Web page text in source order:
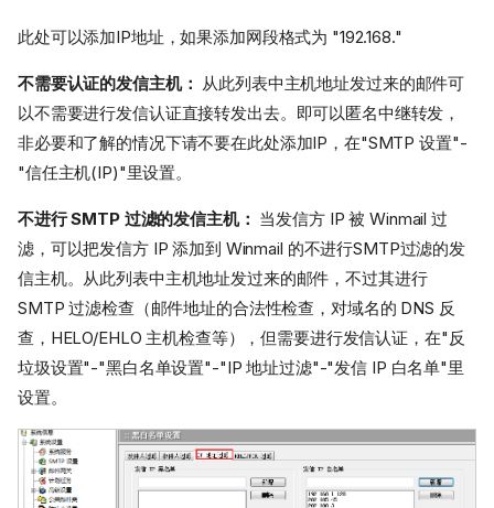
此处可以添加IP地址，如果添加网段格式为 "192.168."
不需要认证的发信主机： 从此列表中主机地址发过来的邮件可
以不需要进行发信认证直接转发出去。即可以匿名中继转发，
非必要和了解的情况下请不要在此处添加IP，在"SMTP 设置"-
"信任主机(IP)"里设置。
不进行 SMTP 过滤的发信主机： 当发信方 IP 被 Winmail 过
滤，可以把发信方 IP 添加到 Winmail 的不进行SMTP过滤的发
信主机。从此列表中主机地址发过来的邮件，不过其进行
SMTP 过滤检查（邮件地址的合法性检查，对域名的 DNS 反
查，HELO/EHLO 主机检查等），但需要进行发信认证，在"反
垃圾设置"-"黑白名单设置"-"IP 地址过滤"-"发信 IP 白名单"里
设置。